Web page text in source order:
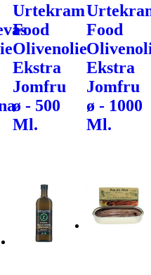
Urtekram
Food
Olivenolie
Ekstra
Jomfru
ø - 500
Ml.
Food
Ekstra
Jomfru
ø - 1000
Ml.